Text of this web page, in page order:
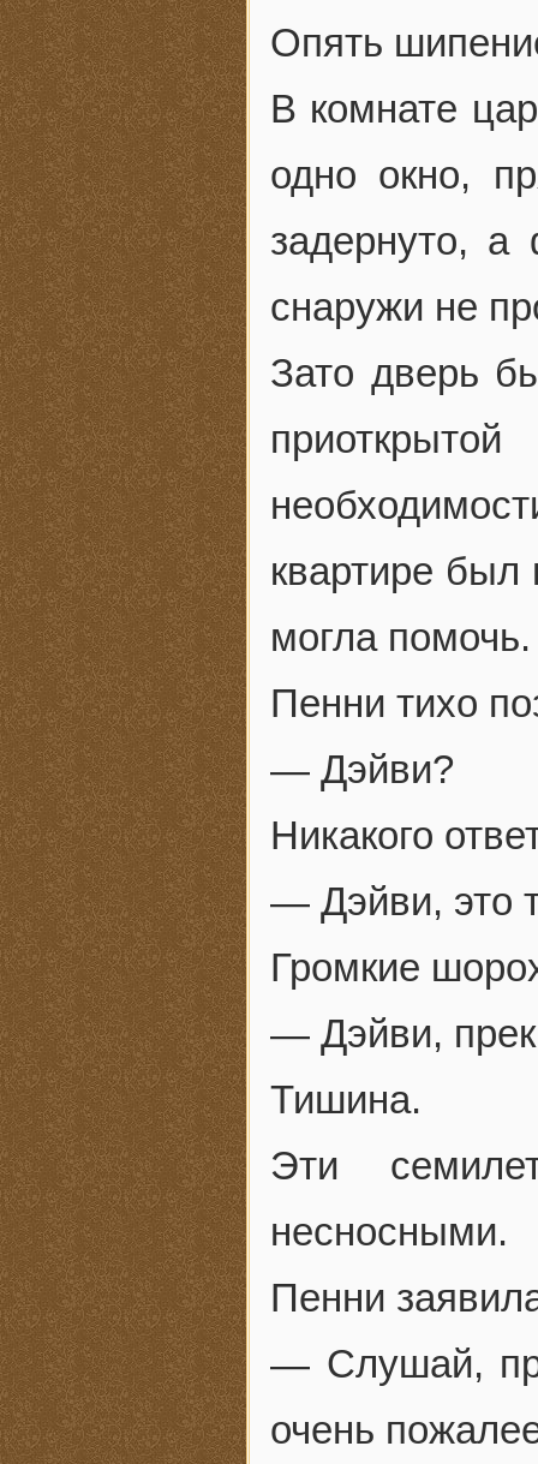
Опять
В комнате
одно окно,
задернуто, а
снаружи не
Зато дверь
квартире был
могла помочь.
Пенни тихо
— Дэйви?
Никакого
— Дэйви, это
Громкие
— Дэйви,
Тишина.
Эти
несносными.
Пенни
— Слушай,
очень